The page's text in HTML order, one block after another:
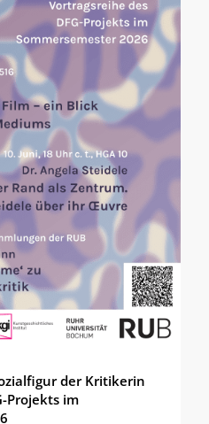
der Kritikerin
Projekts im